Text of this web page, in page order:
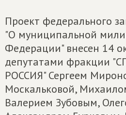
Проект федерального
"О муниципальной
Федерации" внесен 14
депутатами фракции
РОССИЯ" Сергеем
Москальковой,
Валерием Зубовым,